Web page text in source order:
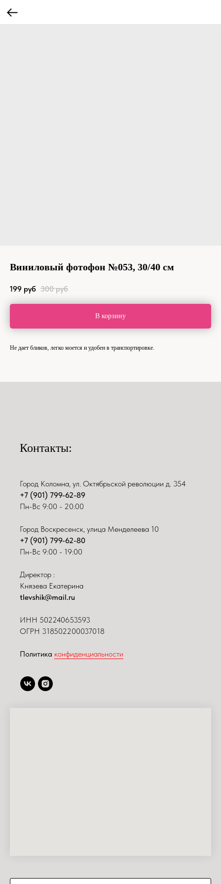
Виниловый фотофон №053, 30/40 см
199 руб 300 руб
В корзину
Не дает бликов, легко моется и удобен в транспортировке.
Контакты:
Город Коломна, ул. Октябрьской революции д. 354
+7 (901) 799-62-89
Пн-Вс 9:00 - 20:00
Город Воскресенск, улица Менделеева 10
+7 (901) 799-62-80
Пн-Вс 9:00 - 19:00
Директор :
Князева Екатерина
tlevshik@mail.ru
ИНН 502240653593
ОГРН 318502200037018
Политика конфиденциальности